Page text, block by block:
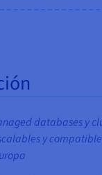
databases y
y